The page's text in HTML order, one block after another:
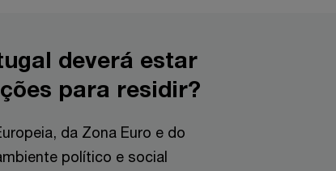
deverá estar
para residir?
da Zona Euro e do
político e social